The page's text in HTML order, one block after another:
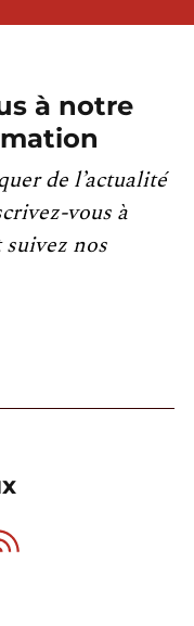
à notre
de l’actualité
vous à
nos